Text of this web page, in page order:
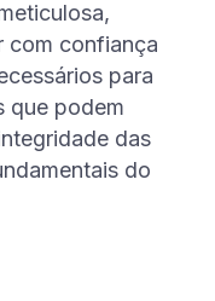
com confiança
para
que podem
das
do